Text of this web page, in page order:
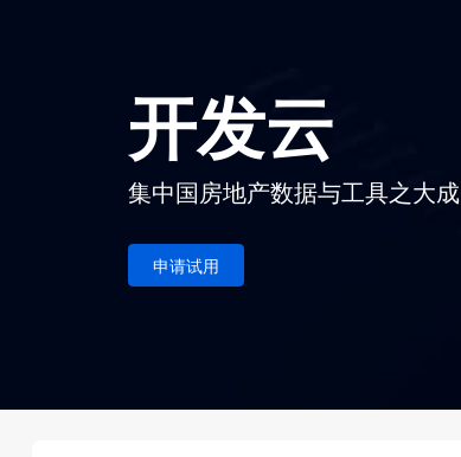
开发云
集中国房地产数据与工具之大成
申请试用